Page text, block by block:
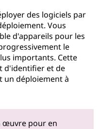
des logiciels par
Vous
d'appareils pour les
le
importants. Cette
d'identifier et de
un déploiement à
œuvre pour en